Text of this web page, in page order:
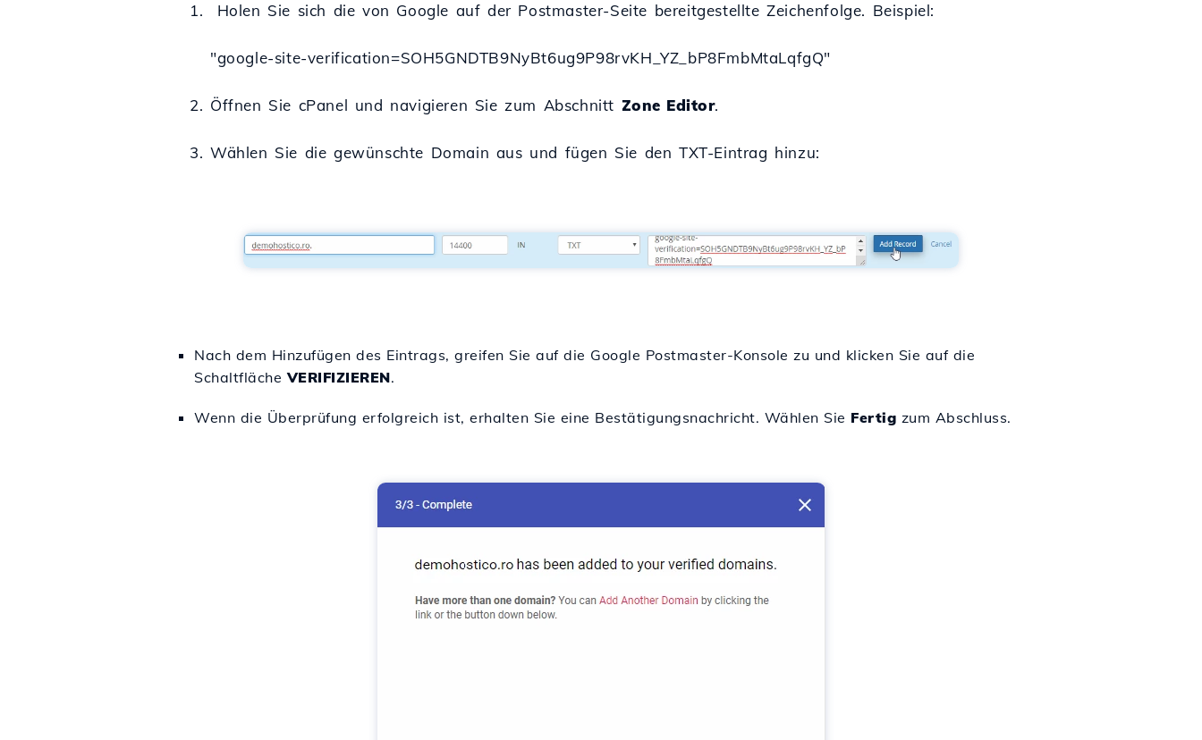
1. Holen Sie sich die von Google auf der Postmaster-Seite bereitgestellte Zeichenfolge. Beispiel:
"google-site-verification=SOH5GNDTB9NyBt6ug9P98rvKH_YZ_bP8FmbMtaLqfgQ"
2. Öffnen Sie cPanel und navigieren Sie zum Abschnitt Zone Editor.
3. Wählen Sie die gewünschte Domain aus und fügen Sie den TXT-Eintrag hinzu:
Nach dem Hinzufügen des Eintrags, greifen Sie auf die Google Postmaster-Konsole zu und klicken Sie auf die
SchaltflächeVERIFIZIEREN.
Wenn die Überprüfung erfolgreich ist, erhalten Sie eine Bestätigungsnachricht. Wählen Sie Fertig zum Abschluss.